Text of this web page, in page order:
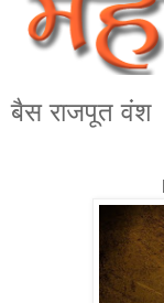
बैस राजपूत वंश